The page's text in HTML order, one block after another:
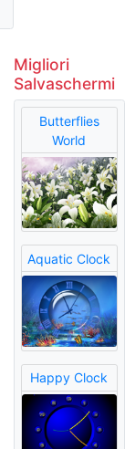
Migliori
Salvaschermi
Butterflies
World
Aquatic Clock
Happy Clock